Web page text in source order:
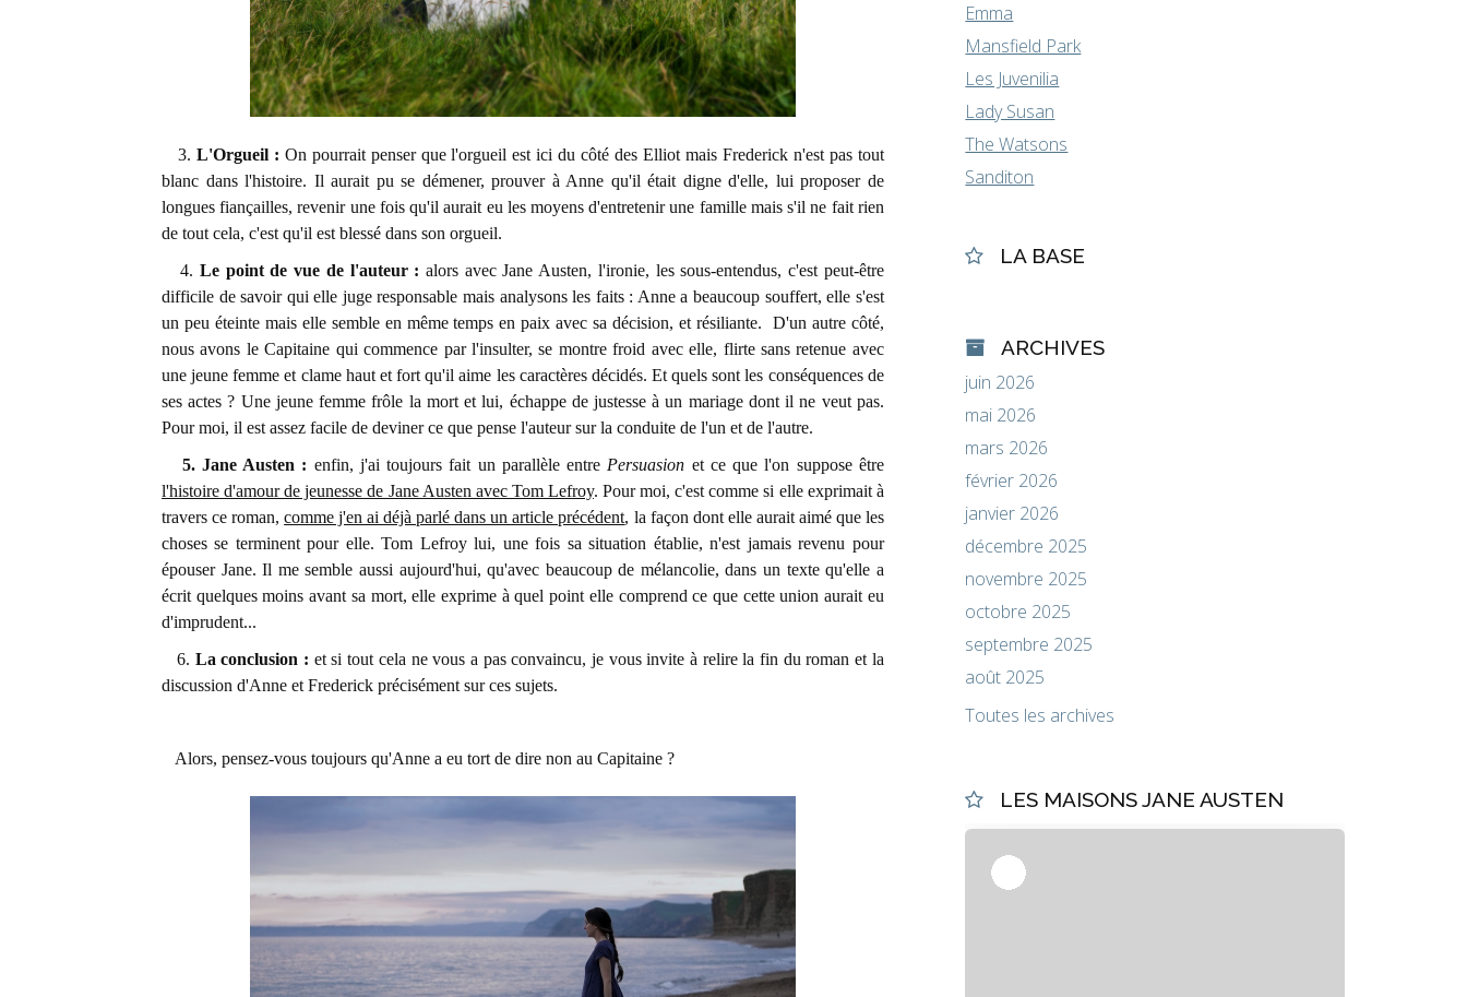
3. L'Orgueil : On pourrait penser que l'orgueil est ici du côté des Elliot mais Frederick n'est pas tout
blanc dans l'histoire. Il aurait pu se démener, prouver à Anne qu'il était digne d'elle, lui proposer de
longues fiançailles, revenir une fois qu'il aurait eu les moyens d'entretenir une famille mais s'il ne fait rien
de tout cela, c'est qu'il est blessé dans son orgueil.
4. Le point de vue de l'auteur : alors avec Jane Austen, l'ironie, les sous-entendus, c'est peut-être
difficile de savoir qui elle juge responsable mais analysons les faits : Anne a beaucoup souffert, elle s'est
un peu éteinte mais elle semble en même temps en paix avec sa décision, et résiliante. D'un autre côté,
nous avons le Capitaine qui commence par l'insulter, se montre froid avec elle, flirte sans retenue avec
une jeune femme et clame haut et fort qu'il aime les caractères décidés. Et quels sont les conséquences de
ses actes ? Une jeune femme frôle la mort et lui, échappe de justesse à un mariage dont il ne veut pas.
Pour moi, il est assez facile de deviner ce que pense l'auteur sur la conduite de l'un et de l'autre.
5. Jane Austen : enfin, j'ai toujours fait un parallèle entre Persuasion et ce que l'on suppose être
l'histoire d'amour de jeunesse de Jane Austen avec Tom Lefroy. Pour moi, c'est comme si elle exprimait à
travers ce roman,comme j'en ai déjà parlé dans un article précédent, la façon dont elle aurait aimé que les
choses se terminent pour elle. Tom Lefroy lui, une fois sa situation établie, n'est jamais revenu pour
épouser Jane. Il me semble aussi aujourd'hui, qu'avec beaucoup de mélancolie, dans un texte qu'elle a
écrit quelques moins avant sa mort, elle exprime à quel point elle comprend ce que cette union aurait eu
d'imprudent...
6. La conclusion : et si tout cela ne vous a pas convaincu, je vous invite à relire la fin du roman et la
discussion d'Anne et Frederick précisément sur ces sujets.
Alors, pensez-vous toujours qu'Anne a eu tort de dire non au Capitaine ?
Emma
Mansfield Park
Les Juvenilia
Lady Susan
The Watsons
Sanditon
LA BASE
ARCHIVES
juin 2026
mai 2026
mars 2026
février 2026
janvier 2026
décembre 2025
novembre 2025
octobre 2025
septembre 2025
août 2025
Toutes les archives
LES MAISONS JANE AUSTEN